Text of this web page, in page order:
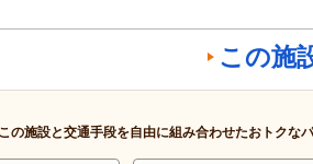
この施
この施設と交通手段を自由に組み合わせたおトクな